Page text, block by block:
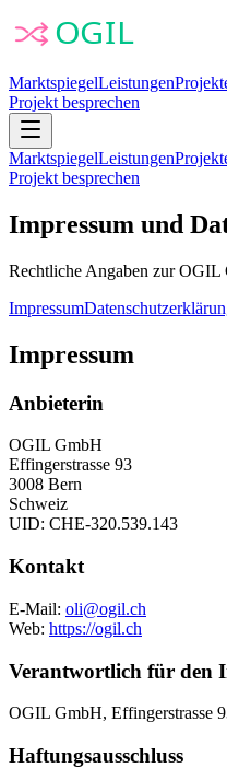
MarktspiegelLeistungen
Projekt besprechen
MarktspiegelLeistungen
Projekt besprechen
Impressum und
Rechtliche Angaben zur OGIL
Impressum
Impressum
Anbieterin
OGIL GmbH
Effingerstrasse 93
3008 Bern
Schweiz
UID: CHE-320.539.143
Kontakt
E-Mail: oli@ogil.ch
Web: https://ogil.ch
Verantwortlich für den
OGIL GmbH, Effingerstrasse
Haftungsausschluss